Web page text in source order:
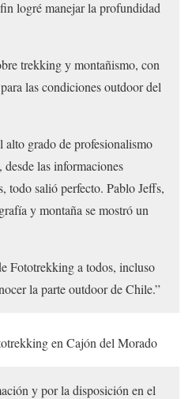
logré manejar la profundidad
trekking y montañismo, con
las condiciones outdoor del
grado de profesionalismo
las informaciones
todo salió perfecto. Pablo Jeffs,
y montaña se mostró un
Fototrekking a todos, incluso
la parte outdoor de Chile.”
en Cajón del Morado
y por la disposición en el